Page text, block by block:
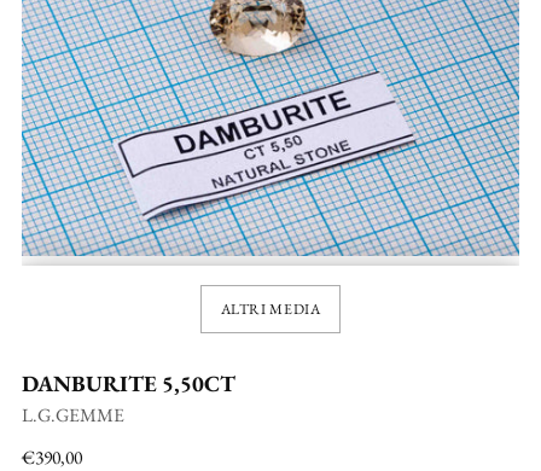
ALTRI MEDIA
DANBURITE 5,50CT
L.G.GEMME
Prezzo
€390,00